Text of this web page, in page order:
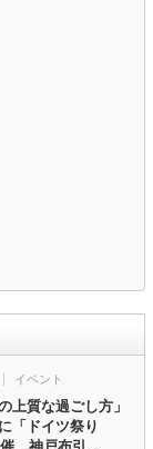
イベント
上質な過ごし方」
「ドイツ祭り
催 神戸布引…